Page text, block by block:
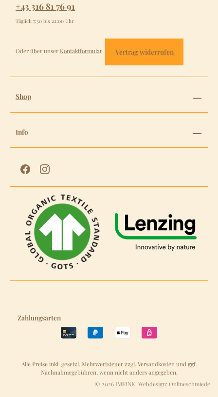
+43 316 81 76 91
Täglich 7:30 bis 22:00 Uhr
Oder über unser Kontaktformular. Vertrag widerrufen
Shop
Info
Zahlungsarten
Alle Preise inkl. gesetzl. Mehrwertsteuer zzgl. Versandkosten und ggf.
Nachnahmegebühren, wenn nicht anders angegeben.
© 2026 IMFINK. Webdesign:Onlineschmiede